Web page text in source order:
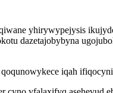
yhirywypejysis
dazetajobybyna
iqah